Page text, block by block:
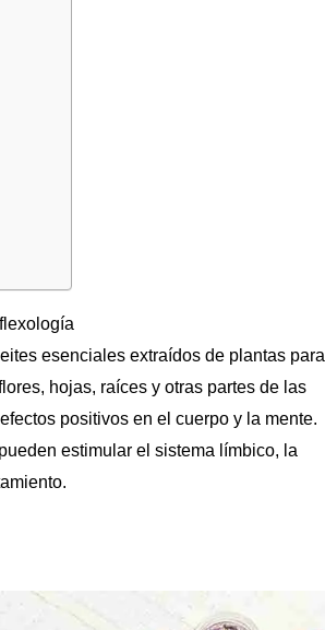
esenciales extraídos de plantas para
hojas, raíces y otras partes de las
positivos en el cuerpo y la mente.
estimular el sistema límbico, la